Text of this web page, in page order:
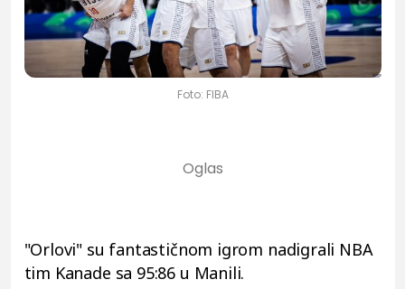
Foto: FIBA
"Orlovi" su fantastičnom igrom nadigrali NBA
tim Kanade sa 95:86 u Manili.